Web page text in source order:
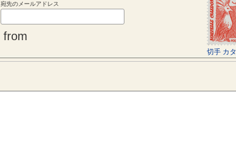
宛先のメールアドレス
from
切手 カ